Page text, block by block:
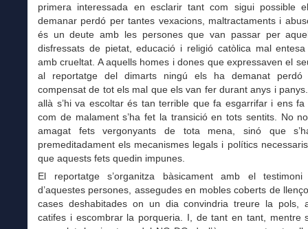
primera interessada en esclarir tant com sigui possible
demanar perdó per tantes vexacions, maltractaments i
és un deute amb les persones que van passar per
disfressats de pietat, educació i religió catòlica mal
amb crueltat. A aquells homes i dones que expressaven el
al reportatge del dimarts ningú els ha demanat
compensat de tot els mal que els van fer durant anys i
allà s’hi va escoltar és tan terrible que fa esgarrifar i ens fa
com de malament s’ha fet la transició en tots sentits. No
amagat fets vergonyants de tota mena, sinó que
premeditadament els mecanismes legals i polítics
que aquests fets quedin impunes.
El reportatge s’organitza bàsicament amb el testimoni
d’aquestes persones, assegudes en mobles coberts de
cases deshabitades on un dia convindria treure la pols,
catifes i escombrar la porqueria. I, de tant en tant, mentre